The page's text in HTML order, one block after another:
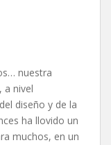
nuestra
a nivel
diseño y de la
ha llovido un
muchos, en un